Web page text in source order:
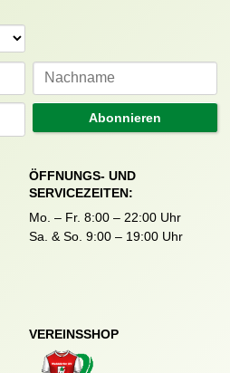
Abonnieren
ÖFFNUNGS- UND
SERVICEZEITEN:
Mo. – Fr. 8:00 – 22:00 Uhr
Sa. & So. 9:00 – 19:00 Uhr
VEREINSSHOP